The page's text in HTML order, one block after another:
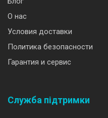
О нас
Условия доставки
Политика безопасности
Гарантия и сервис
Служба підтримки